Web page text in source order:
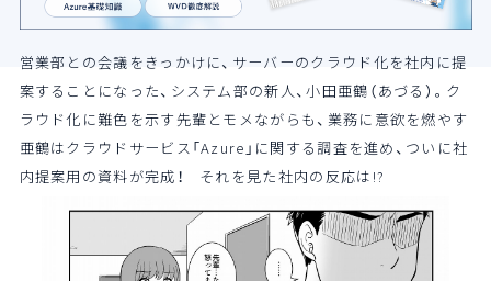
SB C&Sの強み
営業部との会議をきっかけに、サーバーのクラウド化を社内に提
案することになった、システム部の新人、小田亜鶴（あづる）。ク
ラウド化に難色を示す先輩とモメながらも、業務に意欲を燃やす
亜鶴はクラウドサービス「Azure」に関する調査を進め、ついに社
内提案用の資料が完成！ それを見た社内の反応は!?